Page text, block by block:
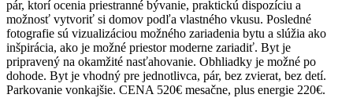
pár, ktorí ocenia priestranné bývanie, praktickú dispozíciu a
možnosť vytvoriť si domov podľa vlastného vkusu. Posledné
fotografie sú vizualizáciou možného zariadenia bytu a slúžia ako
inšpirácia, ako je možné priestor moderne zariadiť. Byt je
pripravený na okamžité nasťahovanie. Obhliadky je možné po
dohode. Byt je vhodný pre jednotlivca, pár, bez zvierat, bez detí.
Parkovanie vonkajšie. CENA 520€ mesačne, plus energie 220€.